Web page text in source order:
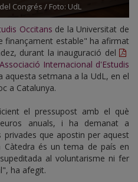
Congrés / Foto: UdL
Occitans de la Universitat de
finançament estable" ha afirmat
durant la inauguració del
Internacional d'Estudis
aquesta setmana a la UdL, en el
a Catalunya.
el pressupost amb el què
anuals, i ha demanat a
que apostin per aquest
és un tema de país en
al voluntarisme ni fer
ha afegit.